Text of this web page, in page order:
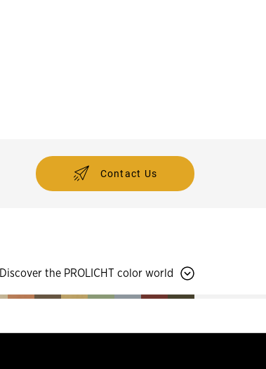
Contact Us
Discover the PROLICHT color world